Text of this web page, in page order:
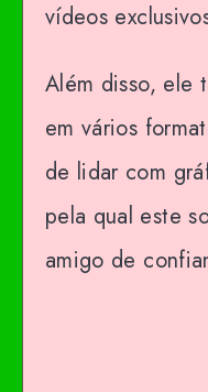
vídeos
Além disso, ele
em vários
de lidar com
pela qual este
amigo de